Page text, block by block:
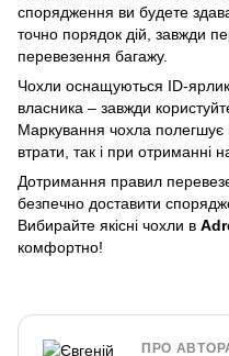
спорядження ви будете
точно порядок дій, завжди
перевезення багажу.
Чохли оснащуються ID-
власника – завжди
Маркування чохла полегшує
втрати, так і при отриманні
Дотримання правил
безпечно доставити
Вибирайте якісні чохли в
комфортно!
ПРО